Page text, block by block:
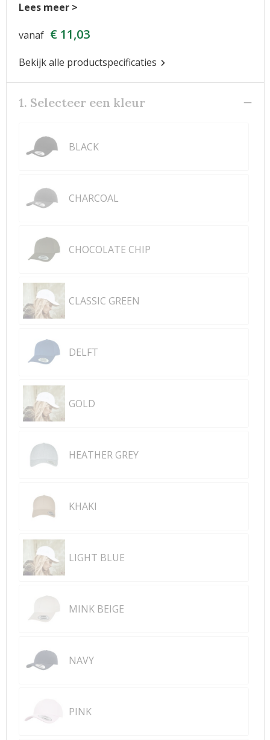
vanaf € 11,03
Bekijk alle productspecificaties
1. Selecteer een kleur
BLACK
CHARCOAL
CHOCOLATE CHIP
CLASSIC GREEN
DELFT
GOLD
HEATHER GREY
KHAKI
LIGHT BLUE
MINK BEIGE
NAVY
PINK